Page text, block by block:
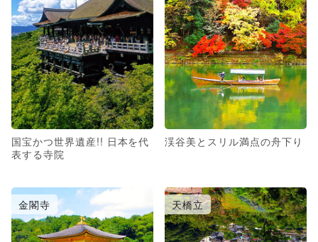
国宝かつ世界遺産!! 日本を代
表する寺院
渓谷美とスリル満点の舟下り
金閣寺 天橋立